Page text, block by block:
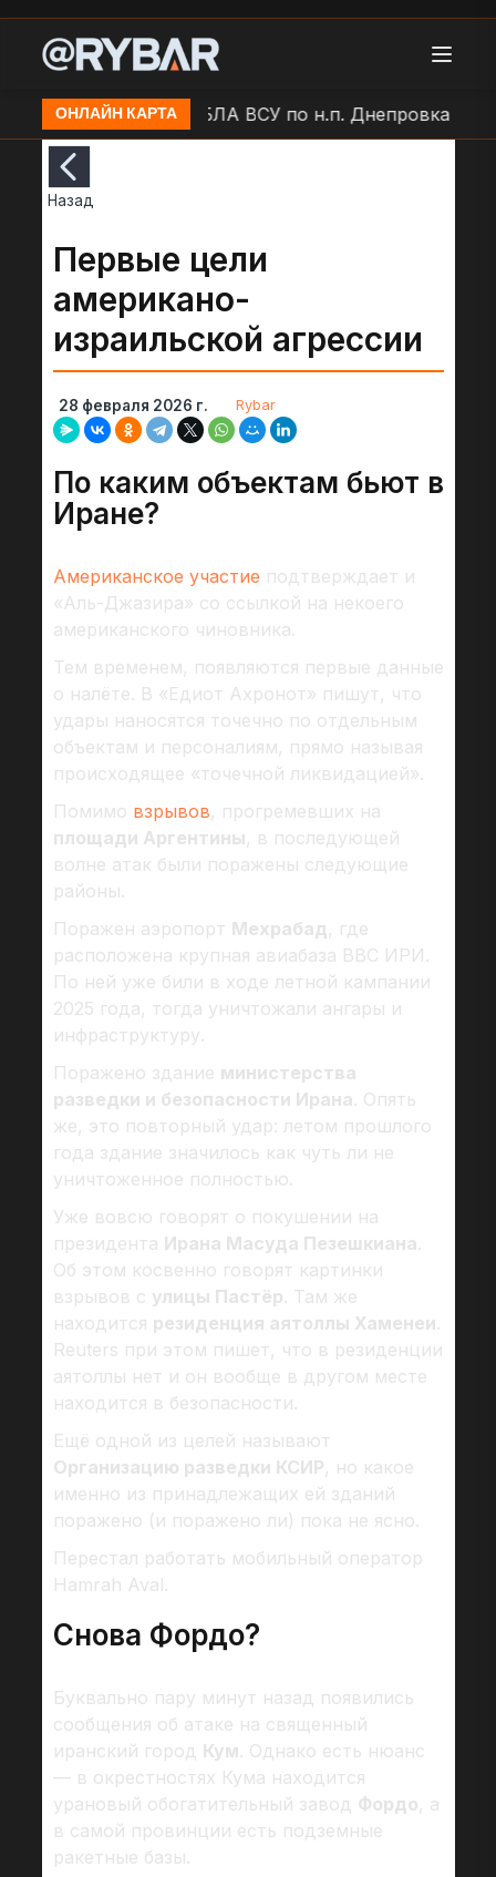
ОНЛАЙН КАРТАУдар БЛА ВСУ по н.п. Днепровка
Назад
Первые цели
американо-
израильской агрессии
28 февраля 2026 г. Rybar
По каким объектам бьют в
Иране?
Американское участие подтверждает и
«Аль-Джазира» со ссылкой на некоего
американского чиновника.
Тем временем, появляются первые данные
о налёте. В «Едиот Ахронот» пишут, что
удары наносятся точечно по отдельным
объектам и персоналиям, прямо называя
происходящее «точечной ликвидацией».
Помимо взрывов, прогремевших на
площади Аргентины, в последующей
волне атак были поражены следующие
районы.
Поражен аэропорт Мехрабад, где
расположена крупная авиабаза ВВС ИРИ.
По ней уже били в ходе летной кампании
2025 года, тогда уничтожали ангары и
инфраструктуру.
Поражено здание министерства
разведки и безопасности Ирана. Опять
же, это повторный удар: летом прошлого
года здание значилось как чуть ли не
уничтоженное полностью.
Уже вовсю говорят о покушении на
президента Ирана Масуда Пезешкиана.
Об этом косвенно говорят картинки
взрывов с улицы Пастёр. Там же
находится резиденция аятоллы Хаменеи.
Reuters при этом пишет, что в резиденции
аятоллы нет и он вообще в другом месте
находится в безопасности.
Ещё одной из целей называют
Организацию разведки КСИР, но какое
именно из принадлежащих ей зданий
поражено (и поражено ли) пока не ясно.
Перестал работать мобильный оператор
Hamrah Aval.
Снова Фордо?
Буквально пару минут назад появились
сообщения об атаке на священный
иранский город Кум. Однако есть нюанс
— в окрестностях Кума находится
урановый обогатительный завод Фордо, а
в самой провинции есть подземные
ракетные базы.